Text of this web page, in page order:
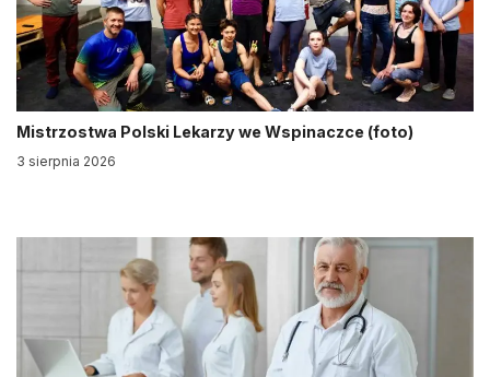
Mistrzostwa Polski Lekarzy we Wspinaczce (foto)
3 sierpnia 2026